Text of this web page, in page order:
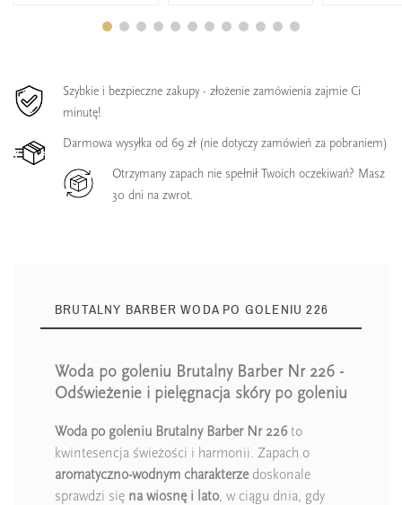
Szybkie i bezpieczne zakupy - złożenie zamówienia zajmie Ci
minutę!
Darmowa wysyłka od 69 zł (nie dotyczy zamówień za pobraniem)
Otrzymany zapach nie spełnił Twoich oczekiwań? Masz
30 dni na zwrot.
BRUTALNY BARBER WODA PO GOLENIU 226
Woda po goleniu Brutalny Barber Nr 226 -
Odświeżenie i pielęgnacja skóry po goleniu
Woda po goleniu Brutalny Barber Nr 226to
kwintesencja świeżości i harmonii. Zapach o
aromatyczno-wodnym charakterzedoskonale
sprawdzi się na wiosnę i lato, w ciągu dnia, gdy